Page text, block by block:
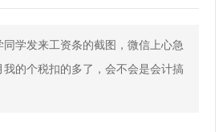
关于我们
同学发来工资条的截图，微信上心急
的个税扣的多了，会不会是会计搞